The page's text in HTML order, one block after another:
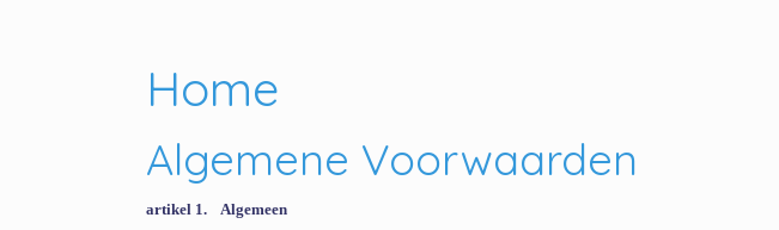
Home
Algemene Voorwaarden
artikel 1. Algemeen